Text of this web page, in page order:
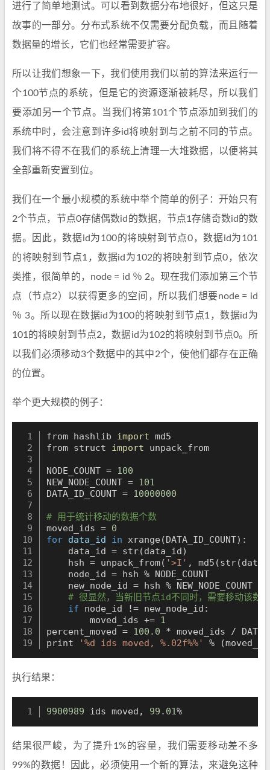
进行了简单地测试。可以看到数据分布地很好，但这只是
故事的一部分。分布式系统不仅需要分配负载，而且随着
数据量的增长，它们也经常需要扩容。
所以让我们想象一下，我们使用我们以前的算法来运行一
个100节点的系统，但是它的资源逐渐被耗尽，所以我们
要添加另一个节点。当我们将第101个节点添加到我们的
系统中时，会注意到许多id将映射到与之前不同的节点。
我们将不得不在我们的系统上清理一大堆数据，以便将其
全部重新安置到位。
我们在一个最小规模的系统中举个简单的例子：开始只有
2个节点，节点0存储偶数id的数据，节点1存储奇数id的数
据。因此，数据id为100的将映射到节点0，数据id为101
的将映射到节点1，数据id为102的将映射到节点0，依次
类推，很简单的，node = id ％ 2。现在我们添加第三个节
点（节点2）以获得更多的空间，所以我们想要node = id
％ 3。所以现在数据id为100的将映射到节点1，数据id为
101的将映射到节点2，数据id为102的将映射到节点0。所
以我们必须移动3个数据中的其中2个，使他们都存在正确
的位置。
举个更大规模的例子：
from hashlib import md5
from struct import unpack_from
NODE_COUNT = 100
NEW_NODE_COUNT = 101
DATA_ID_COUNT = 10000000
# 用于统计移动的数据个数
moved_ids = 0
for data_id in xrange(DATA_ID_COUNT) :
    data_id
= str(data_id)
    hsh
= unpack_from( '>I' , md5 (str(
    node_id
= hsh % NODE_COUNT
    new_node_id
= hsh % NEW_NODE_COUNT
# 很显然，当新旧节点id不同时，需要移动该数据
if node_id != new_node_id:
        moved_ids
+= 1
percent_moved = 100.0 * moved_ids /
print
'%d ids moved, %.02f%%' % (
执行结果：
9900989 ids moved, 99.01%
结果很严峻，为了提升1%的容量，我们需要移动差不多
99%的数据！因此，必须使用一个新的算法，来避免这种